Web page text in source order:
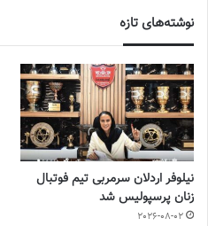
نوشته‌های تازه
نیلوفر اردلان سرمربی تیم فوتبال
زنان پرسپولیس شد
2026-08-02